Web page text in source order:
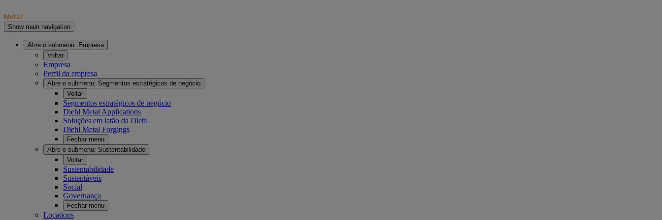
Show main navigation
Abre o submenu: Empresa
Voltar
Empresa
Perfil da empresa
Abre o submenu: Segmentos estratégicos de negócio
Voltar
Segmentos estratégicos de negócio
Diehl Metal Applications
Soluções em latão da Diehl
Diehl Metal Forgings
Fechar menu
Abre o submenu: Sustentabilidade
Voltar
Sustentabilidade
Sustentáveis
Social
Governança
Fechar menu
Locations